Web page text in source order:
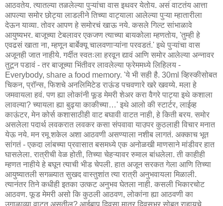
आठवतेय. त्यातल्या तळलेल्या पुऱ्यांचा वास इथवर येतोय. असं वाटतंय आत्ता
आपल्या समोर छोट्या लाडलीने तिच्या वाट्याला आलेल्या पुऱ्या म्हातारीला
देऊन याव्या. तोवर आपण हे समोरचं खाऊ नये. कसले गिल्ट सांभाळावे
आयुष्यभर. बाजूच्या टेबलावर एकजण त्याच्या बायकोला म्हणतोय, 'तुम्ही हे
एवढसं खाता ना, म्हणून बार्बेक्यू चालवणाऱ्यांना परवडतं.' इथे पुऱ्यांचा वास
अजूनही जात नाहीये. गर्दीत स्वतःला हरवून द्यावं आणि समोर आलेल्या अन्नावर
तुटून पडावं - तर बाजूच्या भिंतीवर लावलेल्या फ्रेममध्ये लिहिलय -
Everybody, share a food memory. 'ये भी सही है. 30ml व्हिस्कीसोबत
चिकन, प्रॉन्स, फिशचे अनलिमिटेड राऊंड पचवणारे खरे खवय्ये. मला हे
जमवायला हवं. पण ह्या लोकांनी फूड मेमरी शेअर करा वैगरे पाट्या इथे कशाला
लावल्या? च्यायला ह्या बुढ्या काकीच्या…' इथे आलो की स्टार्टर, लाईव्ह
काऊंटर, मेन कोर्स कशासाठीही वाट बघावी वाटत नाही, हे किती बरय. समोर
असलेला पदार्थ लवकरात लवकर कसा संपवावा याउपर कुठलाही विचार मनात
येऊ नये. मन रमू शकेल अशा आठवणी असण्याला नशीब लागतं. अक्काच भूत
सांगतं - एकदा लांबच्या प्रवासात बसमध्ये एक अनोळखी माणसाने मांडीवर हात
घासलेला. रात्रीची वेळ होती, तिच्या चेहऱ्यावर रुमाल बांधलेला. ती काहीही
म्हणत नाहीये हे बघून त्याची भीड चेपली. हात अजून सरकत गेला आणि तिच्या
आयुष्यातली सगळ्यात सुखद वास्तुशांत त्या रात्री अनुभवायला मिळाली.
त्यानंतर तिने कधीही इतका उत्कट अनुभव घेतला नाही. कसली भिकारचोट
आठवण. फूड मेमरी असो कि कुठली आठवण, लोकांना ह्या आठवणी का
उगाळाव्या वाटत असतील? आईबाप दिवसा मात्र दिवसभर सोबत राहायचे.